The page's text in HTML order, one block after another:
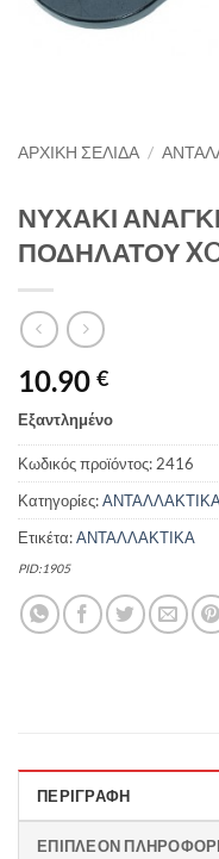
ΑΡΧΙΚΉ ΣΕΛΊΔΑ /
ΝΥΧΑΚΙ
ΠΟΔΗΛΑΤΟΥ
10.90 €
Εξαντλημένο
Κωδικός προϊόντος:2416
Κατηγορίες:
Ετικέτα:ΑΝΤΑΛΛΑΚΤΙΚΑ
PID:1905
ΠΕΡΙΓΡΑΦΉ
ΕΠΙΠΛΈΟΝ